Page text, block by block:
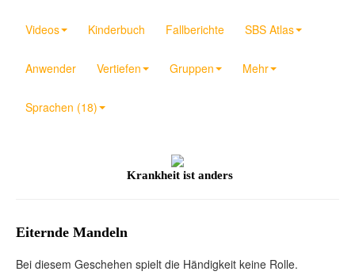
Videos Kinderbuch Fallberichte SBS Atlas
Anwender Vertiefen Gruppen Mehr
Sprachen (18)
Krankheit ist anders
Eiternde Mandeln
Bei diesem Geschehen spielt die Händigkeit keine Rolle.